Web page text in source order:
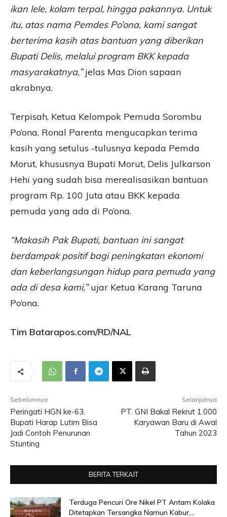
ikan lele, kolam terpal, hingga pakannya. Untuk
itu, atas nama Pemdes Po’ona, kami sangat
berterima kasih atas bantuan yang diberikan
Bupati Delis, melalui program BKK kepada
masyarakatnya,”jelas Mas Dion sapaan
akrabnya.
Terpisah, Ketua Kelompok Pemuda Sorombu
Po’ona, Ronal Parenta mengucapkan terima
kasih yang setulus -tulusnya kepada Pemda
Morut, khususnya Bupati Morut, Delis Julkarson
Hehi yang sudah bisa merealisasikan bantuan
program Rp. 100 Juta atau BKK kepada
pemuda yang ada di Po’ona.
“Makasih Pak Bupati, bantuan ini sangat
berdampak positif bagi peningkatan ekonomi
dan keberlangsungan hidup para pemuda yang
ada di desa kami,”ujar Ketua Karang Taruna
Po’ona.
Tim Batarapos.com/RD/NAL
Sebelumnya
Peringati HGN ke-63,
Bupati Harap Lutim Bisa
Jadi Contoh Penurunan
Stunting
Selanjutnya
PT. GNI Bakal Rekrut 1.000
Karyawan Baru di Awal
Tahun 2023
BERITA TERKAIT
Terduga Pencuri Ore Nikel PT Antam Kolaka
Ditetapkan Tersangka Namun Kabur,...